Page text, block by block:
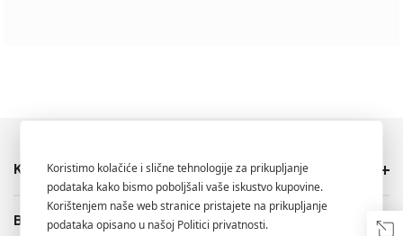
Kategorije
Brendovi